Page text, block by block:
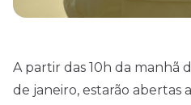
A partir das 10h da manhã
de janeiro, estarão abertas